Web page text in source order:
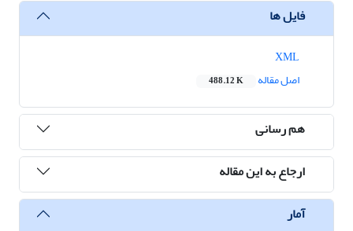
فایل ها
اصل مقاله
488.12 K
هم رسانی
ارجاع به این مقاله
آمار